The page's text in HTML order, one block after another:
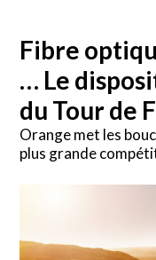
Fibre
… Le
du Tour de
Orange met les
plus grande